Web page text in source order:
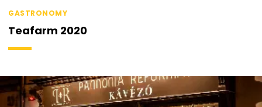
GASTRONOMY
Teafarm 2020